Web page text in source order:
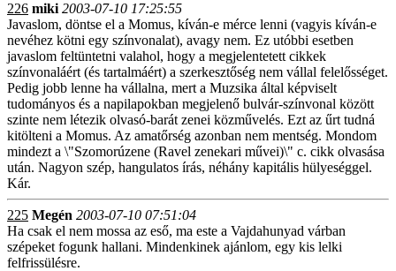
226 miki 2003-07-10 17:25:55
Javaslom, döntse el a Momus, kíván-e mérce lenni (vagyis kíván-e
nevéhez kötni egy színvonalat), avagy nem. Ez utóbbi esetben
javaslom feltüntetni valahol, hogy a megjelentetett cikkek
színvonaláért (és tartalmáért) a szerkesztőség nem vállal felelősséget.
Pedig jobb lenne ha vállalna, mert a Muzsika által képviselt
tudományos és a napilapokban megjelenő bulvár-színvonal között
szinte nem létezik olvasó-barát zenei közművelés. Ezt az űrt tudná
kitölteni a Momus. Az amatőrség azonban nem mentség. Mondom
mindezt a \"Szomorúzene (Ravel zenekari művei)\" c. cikk olvasása
után. Nagyon szép, hangulatos írás, néhány kapitális hülyeséggel.
Kár.
225 Megén 2003-07-10 07:51:04
Ha csak el nem mossa az eső, ma este a Vajdahunyad várban
szépeket fogunk hallani. Mindenkinek ajánlom, egy kis lelki
felfrissülésre.